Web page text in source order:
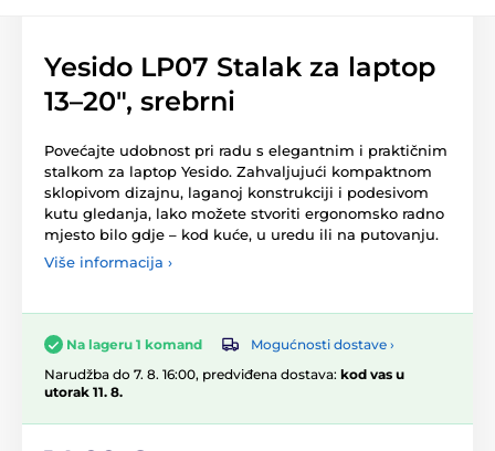
Yesido LP07 Stalak za laptop
13–20", srebrni
Povećajte udobnost pri radu s elegantnim i praktičnim
stalkom za laptop Yesido. Zahvaljujući kompaktnom
sklopivom dizajnu, laganoj konstrukciji i podesivom
kutu gledanja, lako možete stvoriti ergonomsko radno
mjesto bilo gdje – kod kuće, u uredu ili na putovanju.
Više informacija ›
Na lageru 1 komand
Mogućnosti dostave ›
Narudžba do 7. 8. 16:00, predviđena dostava: kod vas u
utorak 11. 8.